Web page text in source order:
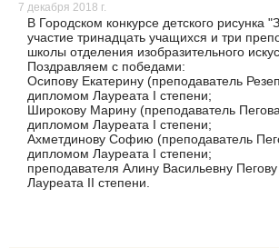
7 декабря 2018 г.
В Городском конкурсе детского рисунка
участие тринадцать учащихся и три
школы отделения изобразительного
Поздравляем с победами:
Осипову Екатерину (преподаватель
дипломом Лауреата I степени;
Широкову Марину (преподаватель
дипломом Лауреата I степени;
Ахметдинову Софию (преподаватель
дипломом Лауреата I степени;
преподавателя Алину Васильевну
Лауреата II степени.